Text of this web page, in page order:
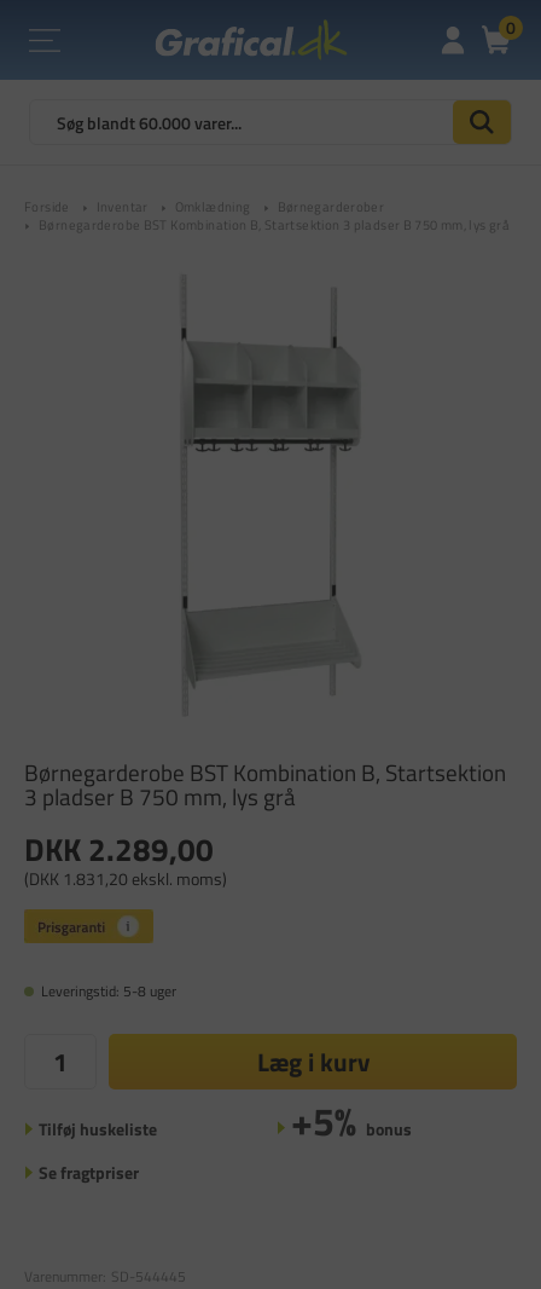
0
Forside Inventar Omklædning
Børnegarderober
Børnegarderobe BST Kombination B, Startsektion 3 pladser B 750 mm, lys grå
Børnegarderobe BST Kombination B, Startsektion
3 pladser B 750 mm, lys grå
DKK 2.289,00
(DKK 1.831,20 ekskl. moms)
Leveringstid: 5-8 uger
Læg i kurv
Tilføj huskeliste +5% bonus
Se fragtpriser
Varenummer: SD-544445